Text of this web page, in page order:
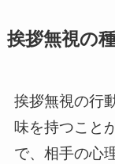
挨拶無視の
挨拶無視の行
味を持つこと
で、相手の心